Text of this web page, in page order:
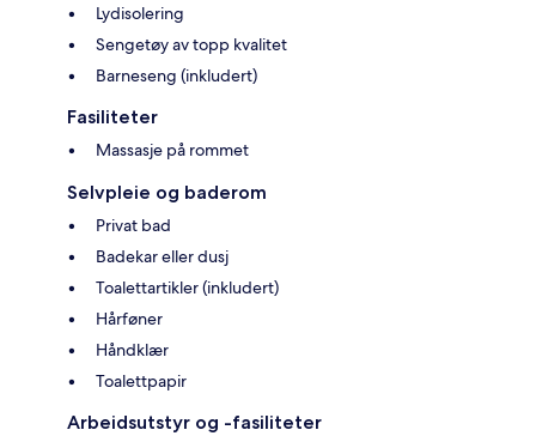
Lydisolering
Sengetøy av topp kvalitet
Barneseng (inkludert)
Fasiliteter
Massasje på rommet
Selvpleie og baderom
Privat bad
Badekar eller dusj
Toalettartikler (inkludert)
Hårføner
Håndklær
Toalettpapir
Arbeidsutstyr og -fasiliteter